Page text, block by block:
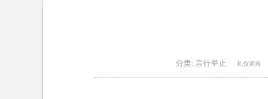
分类: 言行举止 礼仪词典